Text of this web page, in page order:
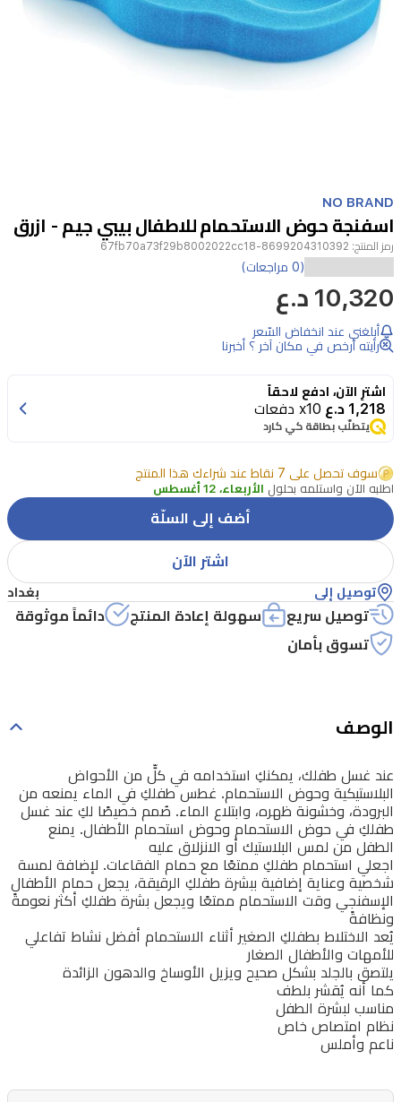
1
of
1
NO BRAND
اسفنجة حوض الاستحمام للاطفال بيبي جيم - ازرق
رمز المنتج: 8699204310392-67fb70a73f29b8002022cc18
(0 مراجعات)
10,320 د.ع
أبلغني عند انخفاض السّعر
رأيته أرخص في مكان آخر ؟ أخبرنا
اشترِ الآن، ادفع لاحقاً
1,218 د.ع x10 دفعات
يتطلّب بطاقة كي كارد
سوف تحصل على 7 نقاط عند شراءك هذا المنتج
اطلبه الآن واستلمه بحلول الأربعاء، 12 أغسطس
أضف إلى السلّة
اشتر الآن
توصيل إلى بغداد
توصيل سريع سهولة إعادة المنتج
دائماً موثوقة
تسوق بأمان
الوصف
عند غسل طفلك، يمكنكِ استخدامه في كلٍّ من الأحواض
البلاستيكية وحوض الاستحمام. غطس طفلكِ في الماء يمنعه من
البرودة، وخشونة ظهره، وابتلاع الماء. صُمم خصيصًا لكِ عند غسل
طفلكِ في حوض الاستحمام وحوض استحمام الأطفال. يمنع
الطفل من لمس البلاستيك أو الانزلاق عليه
اجعلي استحمام طفلكِ ممتعًا مع حمام الفقاعات. لإضافة لمسة
شخصية وعناية إضافية ببشرة طفلكِ الرقيقة، يجعل حمام الأطفال
الإسفنجي وقت الاستحمام ممتعًا ويجعل بشرة طفلكِ أكثر نعومةً
ونظافةً
يُعد الاختلاط بطفلكِ الصغير أثناء الاستحمام أفضل نشاط تفاعلي
للأمهات والأطفال الصغار
يلتصق بالجلد بشكل صحيح ويزيل الأوساخ والدهون الزائدة
كما أنه يُقشر بلطف
مناسب لبشرة الطفل
نظام امتصاص خاص
ناعم وأملس